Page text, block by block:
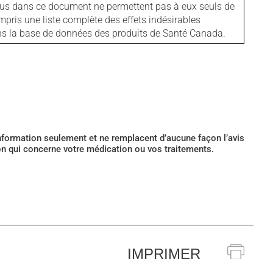
dans ce document ne permettent pas à eux seuls de
une liste complète des effets indésirables
base de données des produits de Santé Canada.
seulement et ne remplacent d’aucune façon l’avis
qui concerne votre médication ou vos traitements.
IMPRIMER